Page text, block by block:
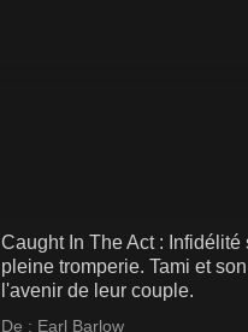
Caught In The Act :
pleine tromperie. Tami et
l'avenir de leur couple.
De : Earl Barlow